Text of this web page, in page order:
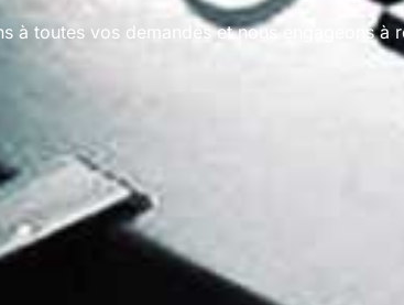
à toutes vos demandes et nous engageons à